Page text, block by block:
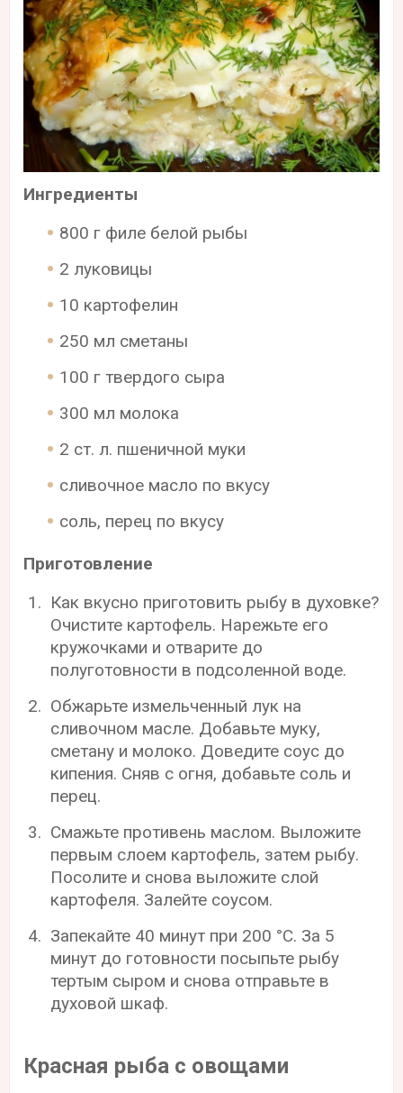
Ингредиенты
800 г филе белой рыбы
2 луковицы
10 картофелин
250 мл сметаны
100 г твердого сыра
300 мл молока
2 ст. л. пшеничной муки
сливочное масло по вкусу
соль, перец по вкусу
Приготовление
Как вкусно приготовить рыбу в духовке?
Очистите картофель. Нарежьте его
кружочками и отварите до
полуготовности в подсоленной воде.
Обжарьте измельченный лук на
сливочном масле. Добавьте муку,
сметану и молоко. Доведите соус до
кипения. Сняв с огня, добавьте соль и
перец.
Смажьте противень маслом. Выложите
первым слоем картофель, затем рыбу.
Посолите и снова выложите слой
картофеля. Залейте соусом.
Запекайте 40 минут при 200 °С. За 5
минут до готовности посыпьте рыбу
тертым сыром и снова отправьте в
духовой шкаф.
Красная рыба с овощами